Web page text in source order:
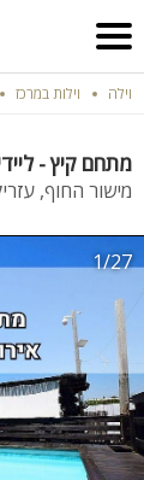
וילה וילות במרכז
מתחם קיץ -
מישור החוף,
1/27